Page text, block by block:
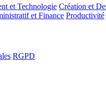
et Technologie Création et
et Finance Productivité
RGPD